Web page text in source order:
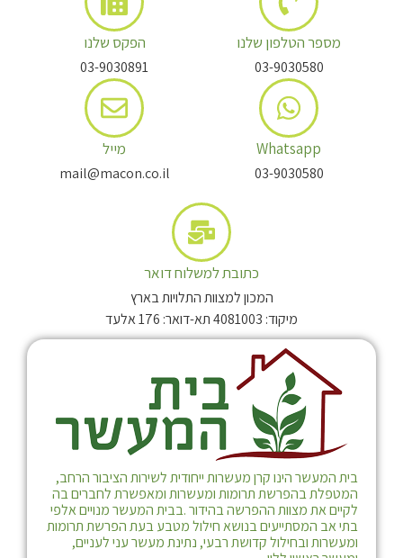
מספר הטלפון שלנו
03-9030580
Whatsapp
03-9030580
הפקס שלנו
03-9030891
מייל
mail@macon.co.il
כתובת למשלוח דואר
המכון למצוות התלויות בארץ
מיקוד: 4081003 תא-דואר: 176 אלעד
בית המעשר הינו קרן מעשרות ייחודית לשירות הציבור הרחב,
המטפלת בהפרשת תרומות ומעשרות ומאפשרת לחברים בה
לקיים את מצוות ההפרשה בהידור .בבית המעשר מנויים אלפי
בתי אב המסתייעים בנושא חילול מטבע בעת הפרשת תרומות
ומעשרות ובחילול קדושת רבעי, נתינת מעשר עני לעניים,